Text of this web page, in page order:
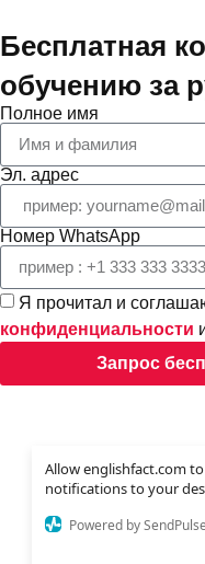
Allow englishfact.com
notifications to your
Powered by SendPulse
Бесплатная
обучению за
Полное имя
Эл. адрес
Номер WhatsApp
Я прочитал и
конфиденциальности
Запрос